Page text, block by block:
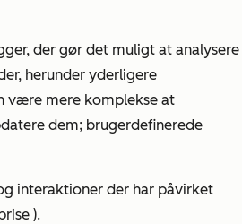
der gør det muligt at analysere
herunder yderligere
være mere komplekse at
dem; brugerdefinerede
interaktioner der har påvirket
).